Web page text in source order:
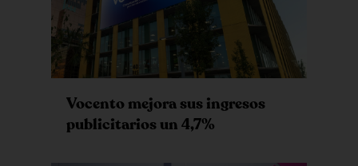
Vocento mejora sus ingresos
publicitarios un 4,7%